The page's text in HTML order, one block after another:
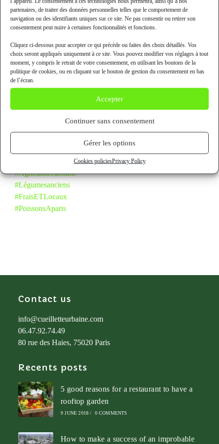
partenaires, de traiter des données personnelles telles que le comportement de
navigation ou des identifiants uniques sur ce site. Ne pas consentir ou retirer son
consentement peut nuire à certaines fonctionnalités et fonctions.
Cliquez ci-dessous pour accepter ce qui précède ou faites des choix détaillés. Vos
choix seront appliqués uniquement à ce site. Vous pouvez modifier vos réglages à tout
moment, y compris le retrait de votre consentement, en utilisant les boutons de la
politique de cookies, ou en cliquant sur le bouton de gestion du consentement en bas
de l’écran.
Accepter
Continuer sans consentement
Gérer les options
Cookies policiesPrivacy Policy
formant les salariés aux enjeux sociétaux de l’entreprise. Le
projet Culina Hortus (potager en latin) a été pensé comme un
projet global alliant, esthétique, technique de production et
création de lien social.
Cette ferme de 400m2 accueillera des cultures aquaponiques
sous des serres bioclimatiques ainsi que des fontaines à
fraises permettant la mise en place d’une centaine de pieds de
fraisiers sur seulement 1m2 au sol.
Le site produira des poissons, des plantes aromatiques ainsi
marché local. Tout cela sans aucun engrais ou pesticides!
#Agricultureurbaine
#Légumesanciens
#FraisETLocaux
#PoissonsAparis
Contact us
info@cueilletteurbaine.com
06.47.92.74.49
80 rue des Haies, 75020 Paris
Recents posts
5 good reasons for a restaurant to have a
rooftop garden
9 JUNE 2018 / 0 COMMENTS
How to make a success of an improbable